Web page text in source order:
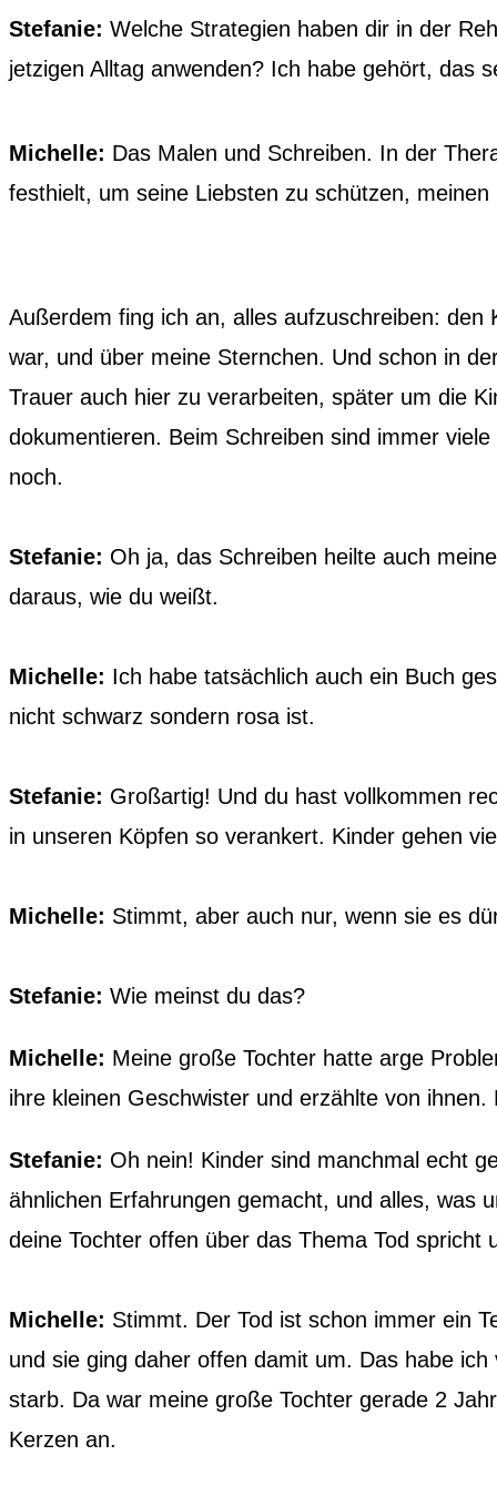
Stefanie: Welche Strategien haben dir in der
jetzigen Alltag anwenden? Ich habe gehört, das
Michelle: Das Malen und Schreiben. In der
festhielt, um seine Liebsten zu schützen,
Außerdem fing ich an, alles aufzuschreiben:
war, und über meine Sternchen. Und schon in
Trauer auch hier zu verarbeiten, später um die
dokumentieren. Beim Schreiben sind immer
noch.
Stefanie: Oh ja, das Schreiben heilte auch
daraus, wie du weißt.
Michelle: Ich habe tatsächlich auch ein Buch
nicht schwarz sondern rosa ist.
Stefanie: Großartig! Und du hast vollkommen
in unseren Köpfen so verankert. Kinder gehen
Michelle: Stimmt, aber auch nur, wenn sie es
Stefanie: Wie meinst du das?
Michelle: Meine große Tochter hatte arge
ihre kleinen Geschwister und erzählte von
Stefanie: Oh nein! Kinder sind manchmal echt
ähnlichen Erfahrungen gemacht, und alles, was
deine Tochter offen über das Thema Tod spricht
Michelle: Stimmt. Der Tod ist schon immer ein
und sie ging daher offen damit um. Das habe
starb. Da war meine große Tochter gerade 2
Kerzen an.